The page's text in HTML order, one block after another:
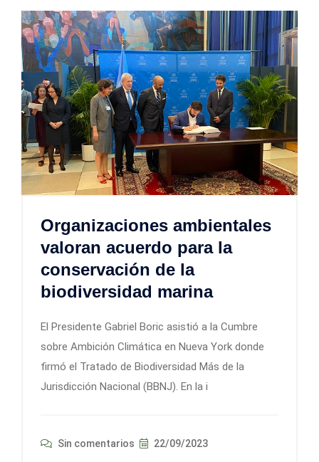
Organizaciones ambientales
valoran acuerdo para la
conservación de la
biodiversidad marina
El Presidente Gabriel Boric asistió a la Cumbre
sobre Ambición Climática en Nueva York donde
firmó el Tratado de Biodiversidad Más de la
Jurisdicción Nacional (BBNJ). En la i
Sin comentarios 22/09/2023